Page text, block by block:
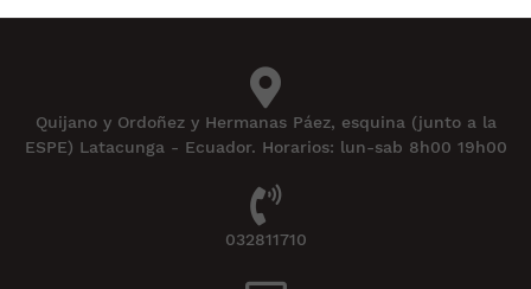
Quijano y Ordoñez y Hermanas Páez, esquina (junto a la
ESPE) Latacunga - Ecuador. Horarios: lun-sab 8h00 19h00
032811710